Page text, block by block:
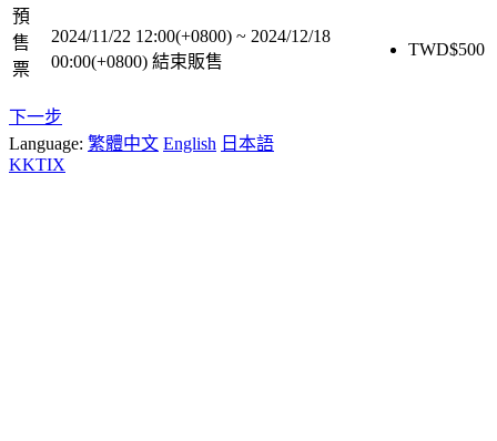
預
售
票
2024/11/22 12:00(+0800) ~ 2024/12/18
00:00(+0800) 結束販售
TWD$500
下一步
Language: 繁體中文 English 日本語
KKTIX